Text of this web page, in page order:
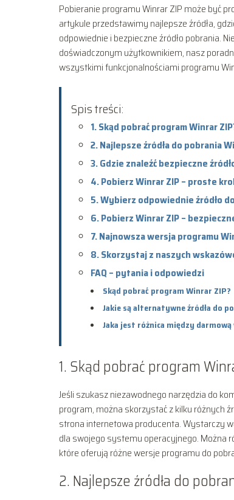
Pobieranie programu Winrar ZIP może być
artykule przedstawimy najlepsze źródła,
odpowiednie i bezpieczne źródło pobrania.
doświadczonym użytkownikiem, nasz
wszystkimi funkcjonalnościami programu
Spis treści:
1. Skąd pobrać program Winrar
2. Najlepsze źródła do pobrania
3. Gdzie znaleźć bezpieczne
4. Pobierz Winrar ZIP – proste
5. Wybierz odpowiednie źródło
6. Pobierz Winrar ZIP –
7. Najnowsza wersja programu
8. Skorzystaj z naszych
FAQ – pytania i odpowiedzi
Skąd pobrać program Winrar ZIP?
Jakie są alternatywne źródła do
Jaka jest różnica między
1. Skąd pobrać program
Jeśli szukasz niezawodnego narzędzia do
program, można skorzystać z kilku różnych
strona internetowa producenta. Wystarczy
dla swojego systemu operacyjnego. Można
które oferują różne wersje programu do
2. Najlepsze źródła do